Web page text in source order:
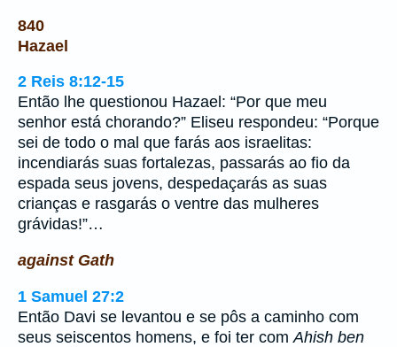
840
Hazael
2 Reis 8:12-15
Então lhe questionou Hazael: “Por que meu
senhor está chorando?” Eliseu respondeu: “Porque
sei de todo o mal que farás aos israelitas:
incendiarás suas fortalezas, passarás ao fio da
espada seus jovens, despedaçarás as suas
crianças e rasgarás o ventre das mulheres
grávidas!”…
against Gath
1 Samuel 27:2
Então Davi se levantou e se pôs a caminho com
seus seiscentos homens, e foi ter com Ahish ben